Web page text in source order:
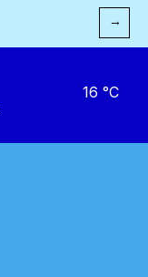
→
16 °C